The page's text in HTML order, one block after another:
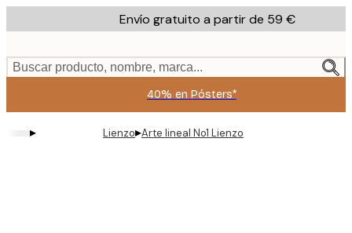
to
content.
Envío gratuito a partir de 59 €
Buscar producto, nombre, marca...
40% en Pósters*
▸ Lienzo▸Arte lineal No1 Lienzo